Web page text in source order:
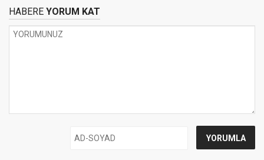
HABERE YORUM KAT